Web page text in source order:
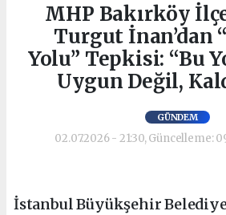
MHP Bakırköy
Turgut İnan’dan
Yolu” Tepkisi: “Bu
Uygun Değil,
GÜNDEM
02.07.2026 - 21:30, Güncelleme:
İstanbul Büyükşehir